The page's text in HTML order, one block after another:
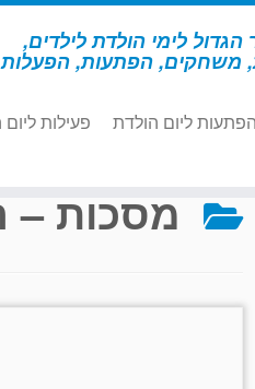
לימי הולדת לילדים,
משחקים, הפתעות, הפעלות
הפתעות ליום הולדת פעילות
מסכות –